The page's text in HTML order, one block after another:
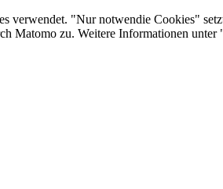
verwendet. "Nur notwendie Cookies"
Matomo zu. Weitere Informationen